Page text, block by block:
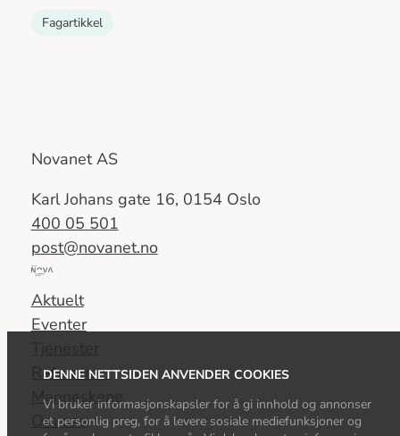
DENNE NETTSIDEN ANVENDER COOKIES
Vi bruker informasjonskapsler for å gi innhold og annonser
et personlig preg, for å levere sosiale mediefunksjoner og
Fagartikkel
Novanet AS
Karl Johans gate 16, 0154 Oslo
400 05 501
post@novanet.no
Del
av
Nova
Group
Aktuelt
Eventer
Referanser
Menneskene
Om oss